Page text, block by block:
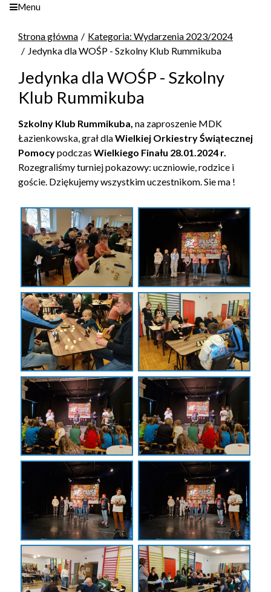
Menu
Strona główna
Kategoria: Wydarzenia 2023/2024
Jedynka dla WOŚP - Szkolny Klub Rummikuba
Jedynka dla WOŚP - Szkolny
Klub Rummikuba
Szkolny Klub Rummikuba, na zaproszenie MDK
Łazienkowska, grał dlaWielkiej Orkiestry Świątecznej
Pomocypodczas Wielkiego Finału 28.01.2024 r.
Rozegraliśmy turniej pokazowy: uczniowie, rodzice i
goście. Dziękujemy wszystkim uczestnikom. Sie ma !